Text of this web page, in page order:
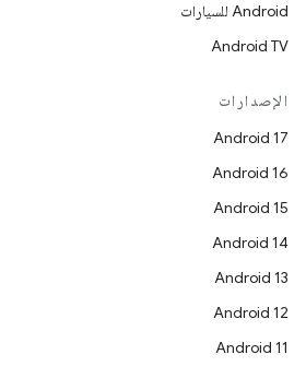
Android للسيارات
Android TV
الإصدارات
Android 17
Android 16
Android 15
Android 14
Android 13
Android 12
Android 11